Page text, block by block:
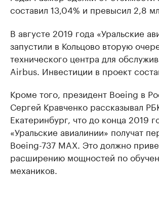
составил 13,04% и превысил 2,8
В августе 2019 года «Уральские
запустили в Кольцово вторую
технического центра для
Airbus. Инвестиции в проект
Кроме того, президент Boeing в
Сергей Кравченко рассказывал
Екатеринбург, что до конца 2019
«Уральские авиалинии» получат
Boeing-737 MAX. Это должно
расширению мощностей по
механиков.